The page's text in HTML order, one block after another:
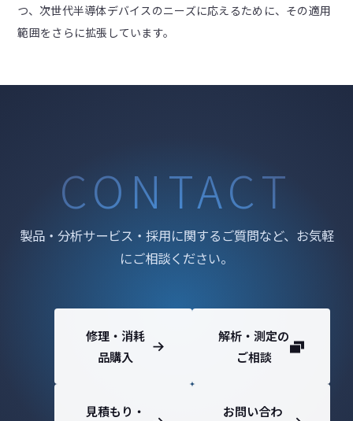
つ、次世代半導体デバイスのニーズに応えるために、その適用
範囲をさらに拡張しています。
CONTACT
製品・分析サービス・採用に関するご質問など、お気軽
にご相談ください。
修理・消耗
品購入
解析・測定の
ご相談
見積もり・
お問い合わ